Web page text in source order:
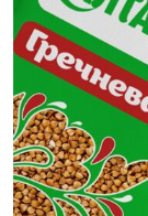
Контакты
Никитка
Слайсы
Алтайские
Никитич
С полей Алтая